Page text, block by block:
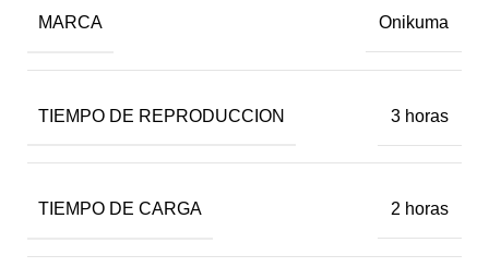
MARCA Onikuma
TIEMPO DE REPRODUCCION 3 horas
TIEMPO DE CARGA 2 horas